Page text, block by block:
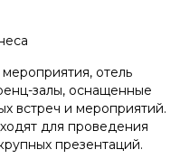
отель
залы, оснащенные
встреч и мероприятий.
для проведения
презентаций.